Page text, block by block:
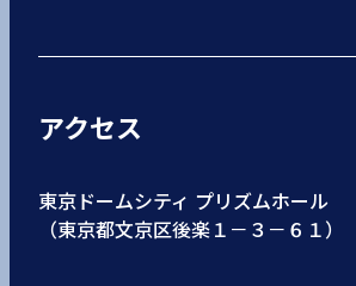
アクセス
東京ドームシティ プリズムホール
（東京都文京区後楽１－３－６１）